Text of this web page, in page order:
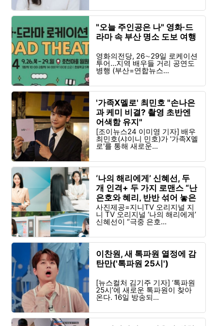
"오늘 주인공은 나" 영화·드
라마 속 부산 명소 도보 여행
영화의전당, 26∼29일 로케이션
투어…지역 배우들 거리 공연도
병행 (부산=연합뉴스...
'가족X멜로' 최민호 "손나은
과 케미 비결? 촬영 초반엔
어색함 유지"
[조이뉴스24 이미영 기자] 배우
최민호(샤이니 민호)가 '가족X멜
로'를 통해 새로운...
‘나의 해리에게’ 신혜선, 두
개 인격+ 두 가지 로맨스 “난
은호와 혜리, 반반 섞어 놓은
느낌”
사진제공=지니TV 오리지널 지
니 TV 오리지널 ‘나의 해리에게’
신혜선이 “극중 은호...
이찬원, 새 톡파원 열정에 감
탄만('톡파원 25시')
[뉴스컬처 김기주 기자] ‘톡파원
25시’에 새로운 톡파원이 찾아
온다. 16일 방송되...